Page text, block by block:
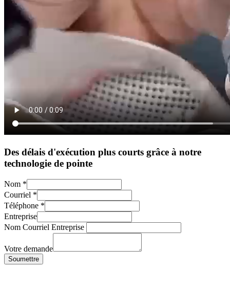
Des délais d'exécution plus courts grâce à notre
technologie de pointe
Nom *
Courriel *
Téléphone *
Entreprise
Nom Courriel Entreprise
Votre demande
Soumettre